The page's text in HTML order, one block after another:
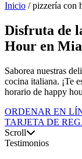
Inicio / pizzería con
Disfruta de
Hour en
Saborea nuestras
cocina italiana. ¡Te
horario de happy
ORDENAR EN
TARJETA DE
Scroll
Testimonios